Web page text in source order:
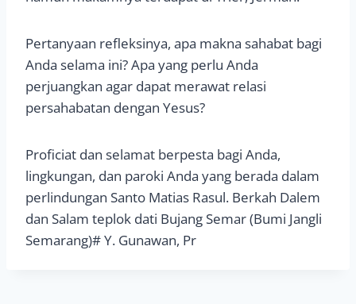
Pertanyaan refleksinya, apa makna sahabat bagi
Anda selama ini? Apa yang perlu Anda
perjuangkan agar dapat merawat relasi
persahabatan dengan Yesus?
Proficiat dan selamat berpesta bagi Anda,
lingkungan, dan paroki Anda yang berada dalam
perlindungan Santo Matias Rasul. Berkah Dalem
dan Salam teplok dati Bujang Semar (Bumi Jangli
Semarang)# Y. Gunawan, Pr